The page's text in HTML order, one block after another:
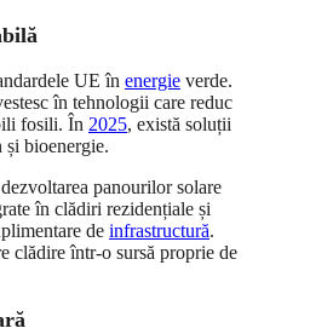
UE în energie verde.
în tehnologii care reduc
fosili. În 2025, există soluții
și bioenergie.
panourilor solare
în clădiri rezidențiale și
de infrastructură.
clădire într-o sursă proprie de